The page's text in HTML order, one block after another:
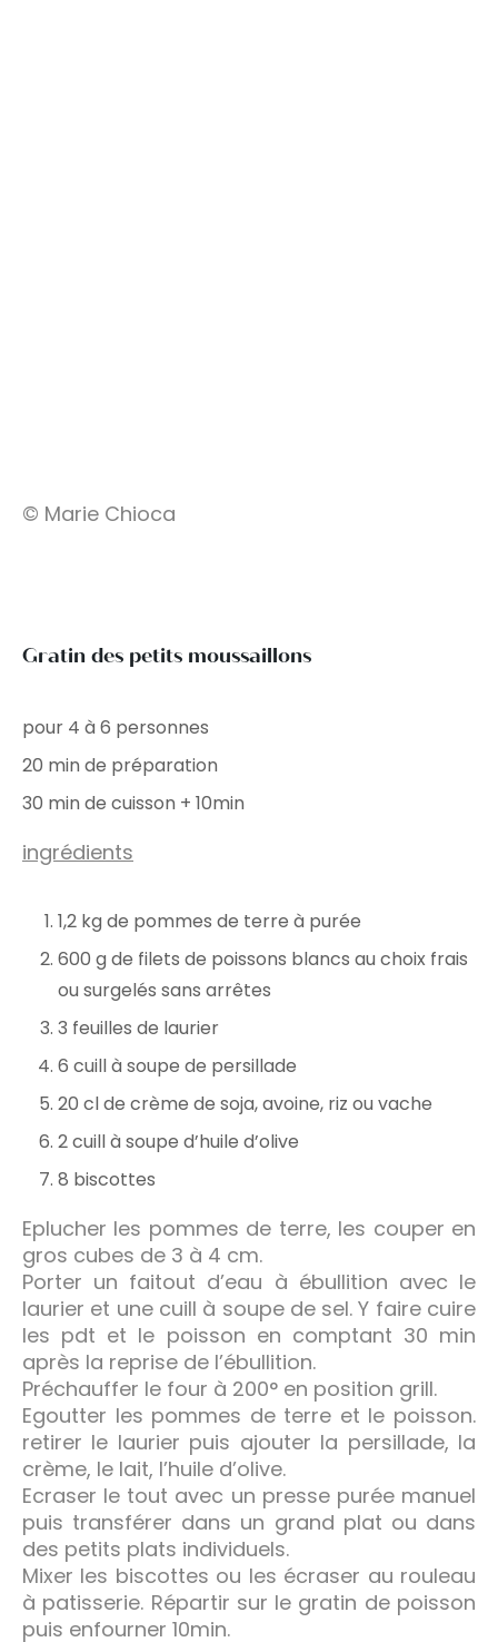
© Marie Chioca
Gratin des petits moussaillons
pour 4 à 6 personnes
20 min de préparation
30 min de cuisson + 10min
ingrédients
1,2 kg de pommes de terre à purée
600 g de filets de poissons blancs au choix frais
ou surgelés sans arrêtes
3 feuilles de laurier
6 cuill à soupe de persillade
20 cl de crème de soja, avoine, riz ou vache
2 cuill à soupe d’huile d’olive
8 biscottes
Eplucher les pommes de terre, les couper en
gros cubes de 3 à 4 cm.
Porter un faitout d’eau à ébullition avec le
laurier et une cuill à soupe de sel. Y faire cuire
les pdt et le poisson en comptant 30 min
après la reprise de l’ébullition.
Préchauffer le four à 200° en position grill.
Egoutter les pommes de terre et le poisson.
retirer le laurier puis ajouter la persillade, la
crème, le lait, l’huile d’olive.
Ecraser le tout avec un presse purée manuel
puis transférer dans un grand plat ou dans
des petits plats individuels.
Mixer les biscottes ou les écraser au rouleau
à patisserie. Répartir sur le gratin de poisson
puis enfourner 10min.